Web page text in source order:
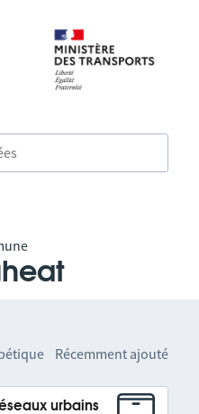
Récemment ajouté
urbains